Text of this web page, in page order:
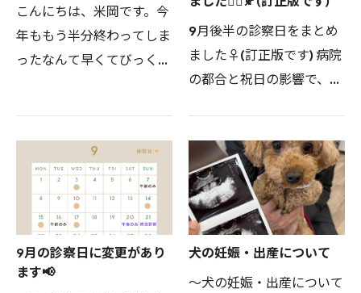
こんにちは、米岡です。今
年ももう半分終わってしま
ったなんて早くてびっくり
日は慢性下痢について書い
てみたいと思います。…
9月後半の診察日をまとめ
ました♀(訂正版です) 病院
の都合と祝日の影響で、変
#動物病院 #三鷹 #犬 #猫
#うさぎ #フェレット #チ
ンチラ #ハムスター #…
9月の診察日に変更があり
ます📢
犬の妊娠・出産について
～犬の妊娠・出産について